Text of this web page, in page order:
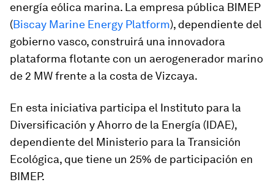
energía eólica marina. La empresa pública BIMEP
(Biscay Marine Energy Platform), dependiente del
gobierno vasco, construirá una innovadora
plataforma flotante con un aerogenerador marino
de 2 MW frente a la costa de Vizcaya.
En esta iniciativa participa el Instituto para la
Diversificación y Ahorro de la Energía (IDAE),
dependiente del Ministerio para la Transición
Ecológica, que tiene un 25% de participación en
BIMEP.